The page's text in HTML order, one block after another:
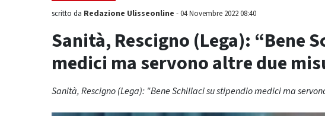
scritto da Redazione Ulisseonline -04 Novembre 2022 08:40
Sanità, Rescigno (Lega): “Bene
medici ma servono altre due
Sanità, Rescigno (Lega): "Bene Schillaci su stipendio medici ma